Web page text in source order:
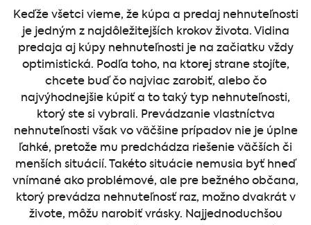
Keďže všetci vieme, že kúpa a predaj nehnuteľnosti
je jedným z najdôležitejších krokov života. Vidina
predaja aj kúpy nehnuteľnosti je na začiatku vždy
optimistická. Podľa toho, na ktorej strane stojíte,
chcete buď čo najviac zarobiť, alebo čo
najvýhodnejšie kúpiť a to taký typ nehnuteľnosti,
ktorý ste si vybrali. Prevádzanie vlastníctva
nehnuteľnosti však vo väčšine prípadov nie je úplne
ľahké, pretože mu predchádza riešenie väčších či
menších situácií. Takéto situácie nemusia byť hneď
vnímané ako problémové, ale pre bežného občana,
ktorý prevádza nehnuteľnosť raz, možno dvakrát v
živote, môžu narobiť vrásky. Najjednoduchšou